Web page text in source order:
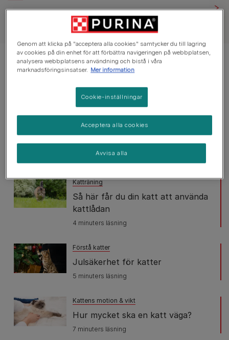
Visar 12 av 65 artiklar
Populära artiklar
Kattens matsmältning
Probiotika för katter
3 minuters läsning
Katträning
Så här får du din katt att använda
kattlådan
4 minuters läsning
Förstå katter
Julsäkerhet för katter
5 minuters läsning
Kattens motion & vikt
Hur mycket ska en katt väga?
7 minuters läsning
Genom att klicka på "acceptera alla cookies" samtycker du till lagring
av cookies på din enhet för att förbättra navigeringen på webbplatsen,
analysera webbplatsens användning och bistå i våra
marknadsföringsinsatser. Mer information
Cookie-inställningar
Avvisa alla
Acceptera alla cookies